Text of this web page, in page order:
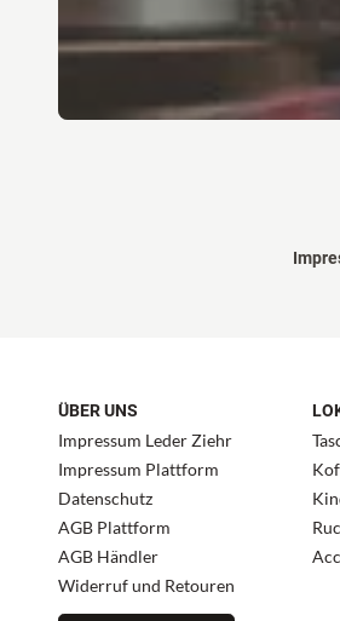
ÜBER UNS
Impressum Leder Ziehr
Impressum Plattform
Datenschutz
AGB Plattform
AGB Händler
Widerruf und Retouren